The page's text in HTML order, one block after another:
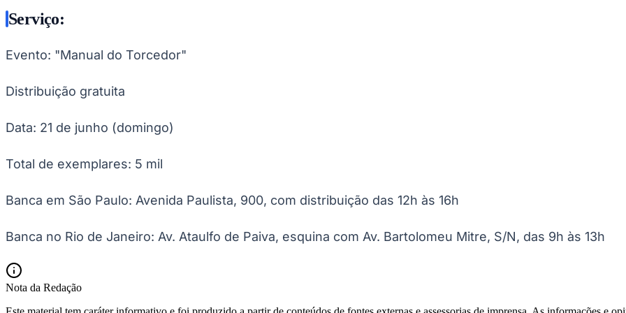
Serviço:
Evento: "Manual do Torcedor"
Distribuição gratuita
Data: 21 de junho (domingo)
Total de exemplares: 5 mil
Banca em São Paulo: Avenida Paulista, 900, com distribuição das 12h às 16h
Banca no Rio de Janeiro: Av. Ataulfo de Paiva, esquina com Av. Bartolomeu Mitre, S/N, das 9h às 13h
Nota da Redação